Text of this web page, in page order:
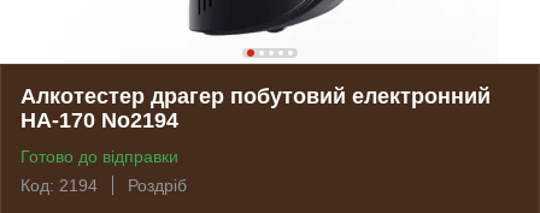
Алкотестер драгер побутовий електронний
НА-170 No2194
Готово до відправки
Код: 2194
Роздріб